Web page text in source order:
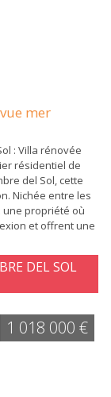
mer
: Villa rénovée
résidentiel de
del Sol, cette
Nichée entre les
une propriété où
et offrent une
DEL SOL
1 018 000 €